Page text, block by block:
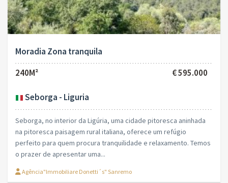
Moradia Zona tranquila
240M²
€ 595.000
Seborga - Liguria
Seborga, no interior da Ligúria, uma cidade pitoresca aninhada
na pitoresca paisagem rural italiana, oferece um refúgio
perfeito para quem procura tranquilidade e relaxamento. Temos
o prazer de apresentar uma...
Agência"Immobiliare Donetti´s" Sanremo